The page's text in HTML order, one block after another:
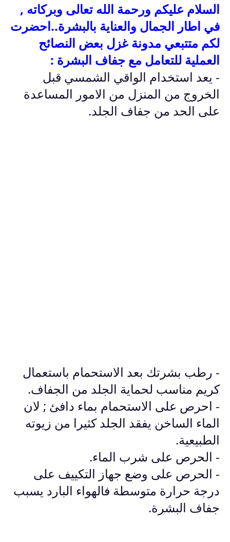
السلام عليكم ورحمة الله تعالى وبركاته ,
في اطار الجمال والعناية بالبشرة..احضرت
لكم متتبعي مدونة غزل بعض النصائح
العملية للتعامل مع جفاف البشرة :
- يعد استخدام الواقي الشمسي قبل
الخروج من المنزل من الامور المساعدة
على الحد من جفاف الجلد.
- رطب بشرتك بعد الاستحمام باستعمال
كريم مناسب لحماية الجلد من الجفاف.
- احرص على الاستحمام بماء دافئ ; لان
الماء الساخن يفقد الجلد كثيرا من زيوته
الطبيعية.
- الحرص على شرب الماء.
- الحرص على وضع جهاز التكييف على
درجة حرارة متوسطة فالهواء البارد يسبب
جفاف البشرة.